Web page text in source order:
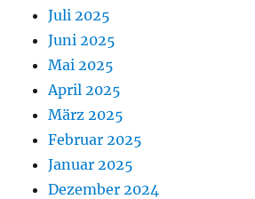
Juli 2025
Juni 2025
Mai 2025
April 2025
März 2025
Februar 2025
Januar 2025
Dezember 2024